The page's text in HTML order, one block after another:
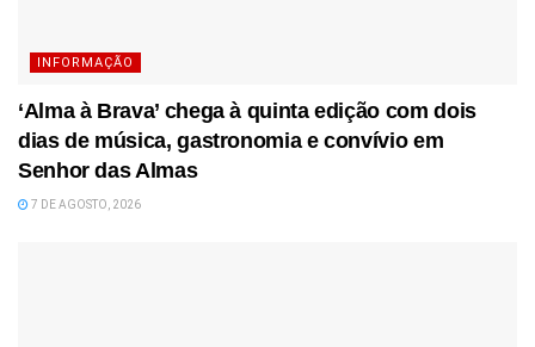
INFORMAÇÃO
‘Alma à Brava’ chega à quinta edição com dois
dias de música, gastronomia e convívio em
Senhor das Almas
7 DE AGOSTO, 2026